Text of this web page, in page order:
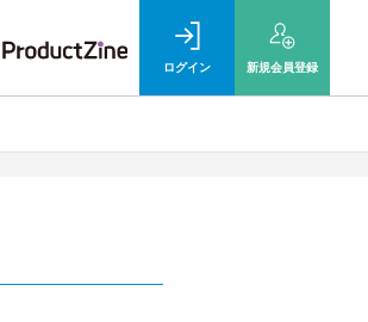
ログイン 新規会員登録